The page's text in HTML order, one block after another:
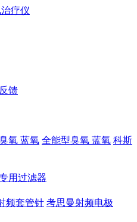
馈
氧 蓝氧 全能型臭氧 蓝氧 科斯
用过滤器
频套管针 考思曼射频电极